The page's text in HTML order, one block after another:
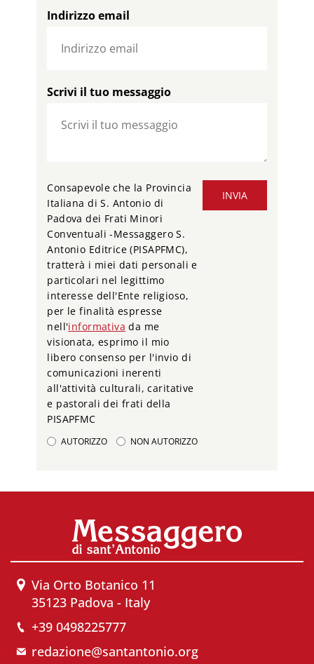
Indirizzo email
Scrivi il tuo messaggio
INVIA
Consapevole che la Provincia
Italiana di S. Antonio di
Padova dei Frati Minori
Conventuali -Messaggero S.
Antonio Editrice (PISAPFMC),
tratterà i miei dati personali e
particolari nel legittimo
interesse dell'Ente religioso,
per le finalità espresse
nell'informativa da me
visionata, esprimo il mio
libero consenso per l'invio di
comunicazioni inerenti
all'attività culturali, caritative
e pastorali dei frati della
PISAPFMC
AUTORIZZO NON AUTORIZZO
Via Orto Botanico 11
35123 Padova - Italy
+39 0498225777
redazione@santantonio.org